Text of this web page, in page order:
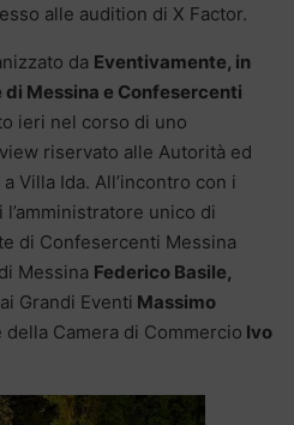
alle audition di X Factor.
da Eventivamente, in
Messina e Confesercenti
ieri nel corso di uno
riservato alle Autorità ed
Villa Ida. All’incontro con i
unico di
di Confesercenti Messina
Messina Federico Basile,
Grandi Eventi Massimo
Camera di Commercio Ivo